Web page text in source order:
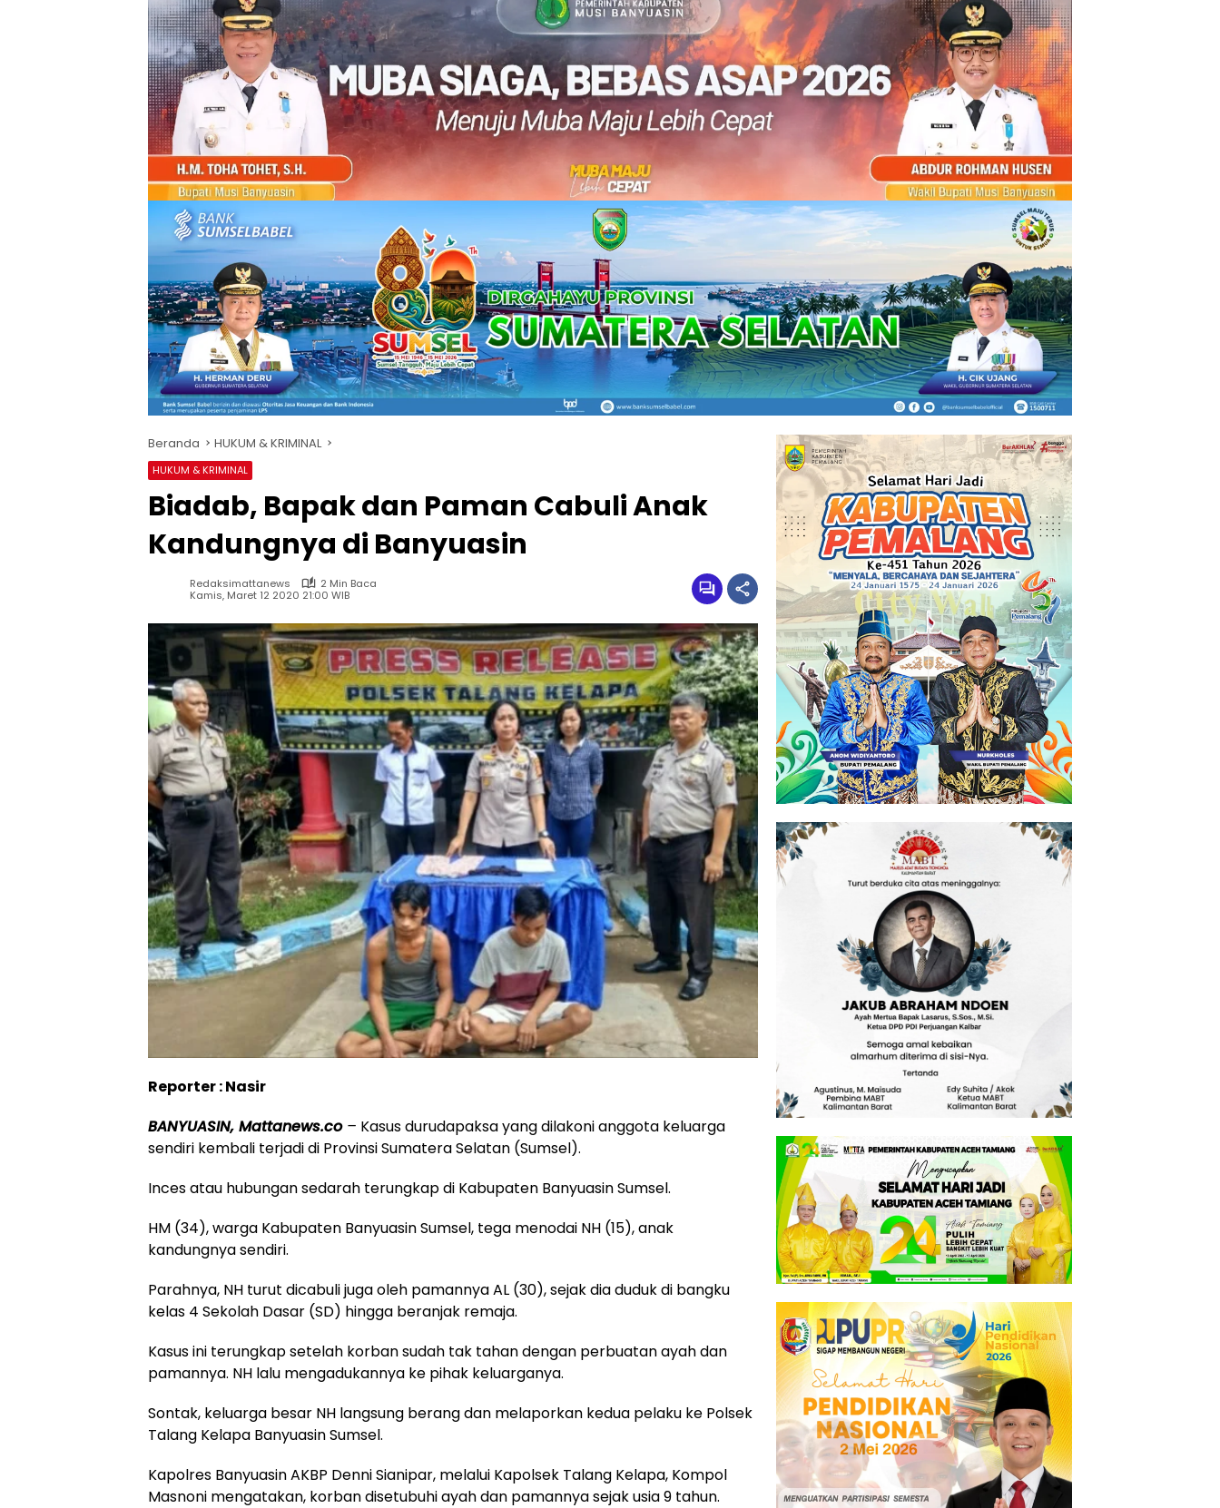
Beranda HUKUM & KRIMINAL
HUKUM & KRIMINAL
Biadab, Bapak dan Paman Cabuli Anak
Kandungnya di Banyuasin
Redaksimattanews
2 Min Baca
Kamis, Maret 12 2020 21:00 WIB
Reporter : Nasir
BANYUASIN, Mattanews.co– Kasus durudapaksa yang dilakoni anggota keluarga
sendiri kembali terjadi di Provinsi Sumatera Selatan (Sumsel).
Inces atau hubungan sedarah terungkap di Kabupaten Banyuasin Sumsel.
HM (34), warga Kabupaten Banyuasin Sumsel, tega menodai NH (15), anak
kandungnya sendiri.
Parahnya, NH turut dicabuli juga oleh pamannya AL (30), sejak dia duduk di bangku
kelas 4 Sekolah Dasar (SD) hingga beranjak remaja.
Kasus ini terungkap setelah korban sudah tak tahan dengan perbuatan ayah dan
pamannya. NH lalu mengadukannya ke pihak keluarganya.
Sontak, keluarga besar NH langsung berang dan melaporkan kedua pelaku ke Polsek
Talang Kelapa Banyuasin Sumsel.
Kapolres Banyuasin AKBP Denni Sianipar, melalui Kapolsek Talang Kelapa, Kompol
Masnoni mengatakan, korban disetubuhi ayah dan pamannya sejak usia 9 tahun.